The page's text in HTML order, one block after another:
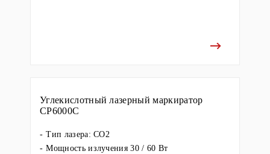
Углекислотный лазерный маркиратор
CP6000C
Тип лазера: CO2
Мощность излучения 30 / 60 Вт